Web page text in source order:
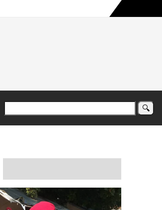
já registrada no país